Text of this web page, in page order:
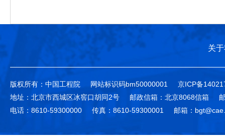
关
版权所有：中国工程院 网站标识码bm50000001
京ICP备
地址：北京市西城区冰窖口胡同2号
邮政信箱：北京8068信箱
电话：8610-59300000
传真：8610-59300001 邮箱：